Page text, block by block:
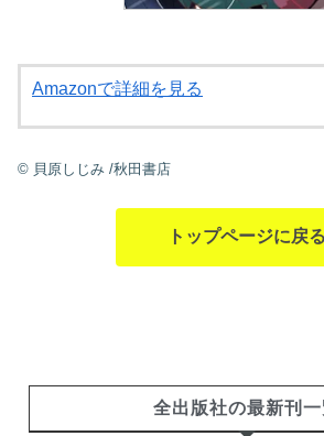
Amazonで詳細を見る
© 貝原しじみ /秋田書店
トップページに戻る
全出版社の最新刊一